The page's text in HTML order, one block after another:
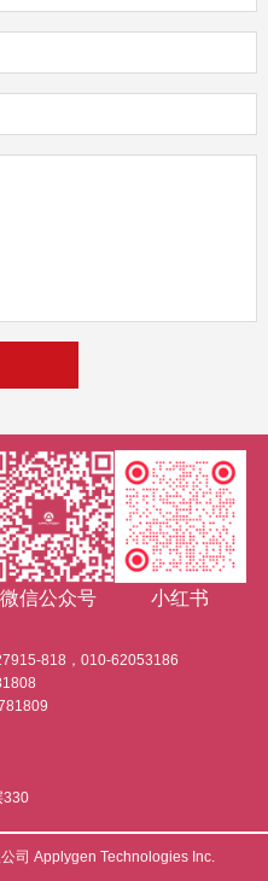
微信公众号
小红书
818，010-62053186
330
司 Applygen Technologies Inc.